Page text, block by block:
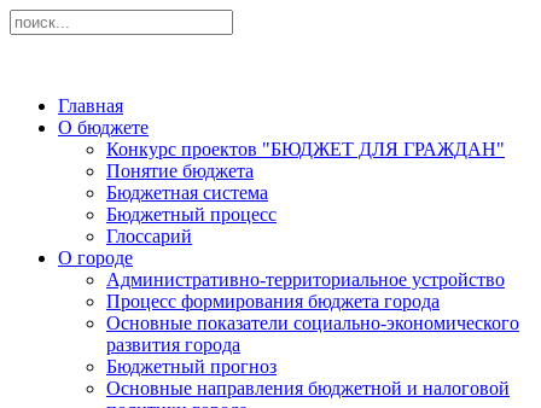
Главная
О бюджете
Конкурс проектов "БЮДЖЕТ ДЛЯ ГРАЖДАН"
Понятие бюджета
Бюджетная система
Бюджетный процесс
Глоссарий
О городе
Административно-территориальное устройство
Процесс формирования бюджета города
Основные показатели социально-экономического
развития города
Бюджетный прогноз
Основные направления бюджетной и налоговой